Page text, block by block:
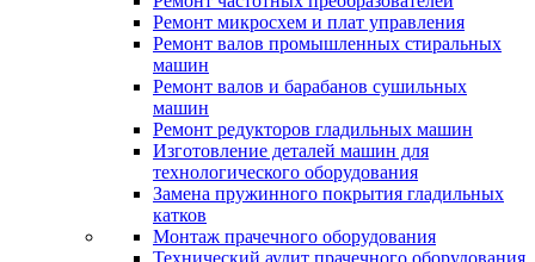
Ремонт микросхем и плат управления
Ремонт валов промышленных стиральных
машин
Ремонт валов и барабанов сушильных
машин
Ремонт редукторов гладильных машин
Изготовление деталей машин для
технологического оборудования
Замена пружинного покрытия гладильных
катков
Монтаж прачечного оборудования